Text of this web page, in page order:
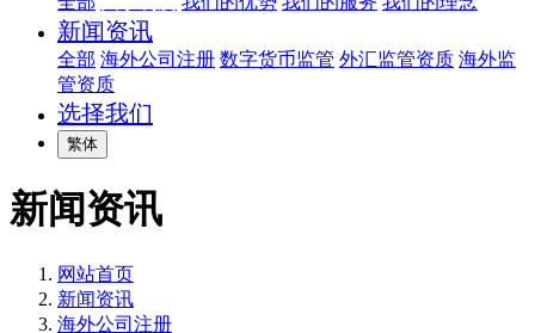
新闻资讯
全部 海外公司注册 数字货币监管 外汇监管资质 海外监
管资质
选择我们
繁体
新闻资讯
网站首页
新闻资讯
海外公司注册